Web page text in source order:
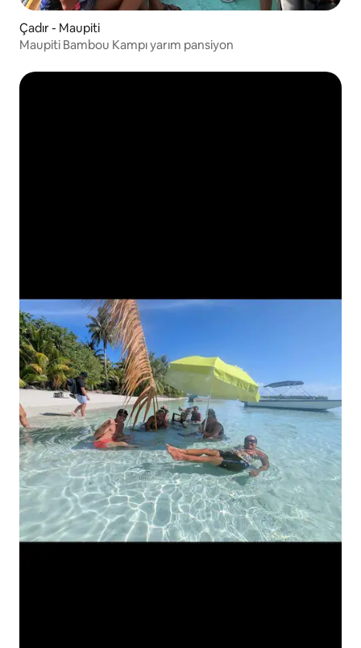
Çadır - Maupiti
Maupiti Bambou Kampı yarım pansiyon